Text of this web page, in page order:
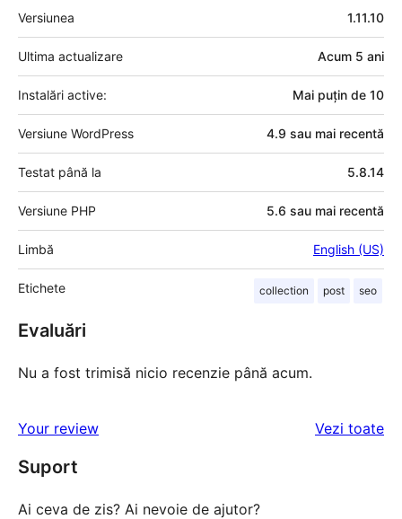
Meta
Versiunea 1.11.10
Ultima actualizare Acum 5 ani
Instalări active: Mai puțin de 10
Versiune WordPress 4.9 sau mai recentă
Testat până la 5.8.14
Versiune PHP 5.6 sau mai recentă
Limbă English (US)
Etichete collection post seo
Evaluări
Nu a fost trimisă nicio recenzie până acum.
Your review Vezi toate
Suport
Ai ceva de zis? Ai nevoie de ajutor?